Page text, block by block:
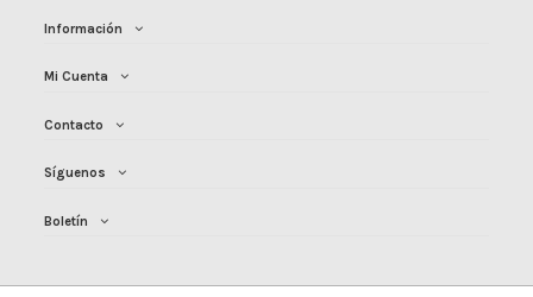
con Inverter – Modelo
Información
Mi Cuenta
Contacto
Síguenos
Boletín